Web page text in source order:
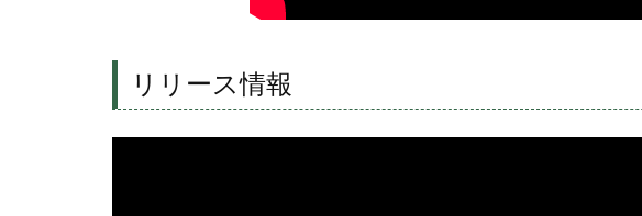
リリース情報